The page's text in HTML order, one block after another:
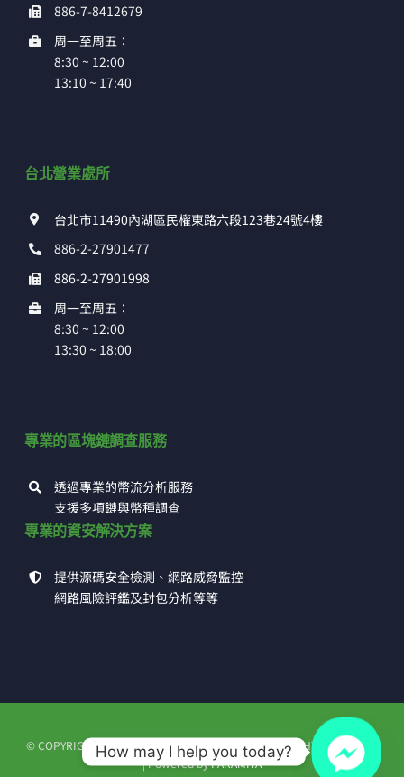
886-7-8412679
周一至周五：
8:30 ~ 12:00
13:10 ~ 17:40
台北營業處所
台北市11490內湖區民權東路六段123巷24號4樓
886-2-27901477
886-2-27901998
周一至周五：
8:30 ~ 12:00
13:30 ~ 18:00
專業的區塊鏈調查服務
透過專業的幣流分析服務
支援多項鏈與幣種調查
專業的資安解決方案
提供源碼安全檢測、網路威脅監控
網路風險評鑑及封包分析等等
© COPYRIGHT 1993 - 2026 | 高田科技有限公司 | ALL RIGHTS RESERVED
| Powered byPARAMITA
How may I help you today?